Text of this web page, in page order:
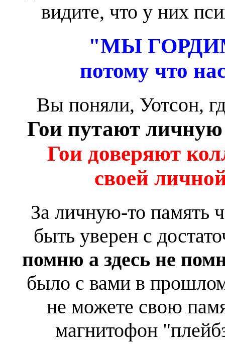
видите, что у них
"МЫ
потому что
Вы поняли, Уотсон,
Гои путают
Гои доверяют
своей
За личную-то память
быть уверен с
помню а здесь не
было с вами в
не можете свою
магнитофон